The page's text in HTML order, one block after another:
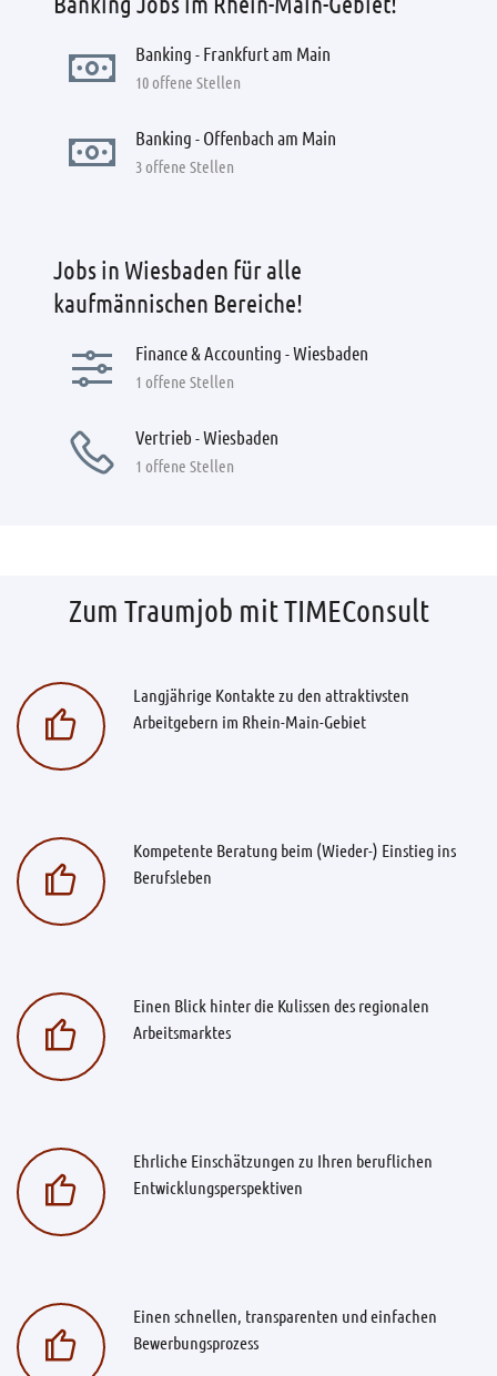
Banking - Frankfurt am Main
10 offene Stellen
Banking - Offenbach am Main
3 offene Stellen
Jobs in Wiesbaden für alle
kaufmännischen Bereiche!
Finance & Accounting - Wiesbaden
1 offene Stellen
Vertrieb - Wiesbaden
1 offene Stellen
Zum Traumjob mit TIMEConsult
Langjährige Kontakte zu den attraktivsten
Arbeitgebern im Rhein-Main-Gebiet
Kompetente Beratung beim (Wieder-) Einstieg ins
Berufsleben
Einen Blick hinter die Kulissen des regionalen
Arbeitsmarktes
Ehrliche Einschätzungen zu Ihren beruflichen
Entwicklungsperspektiven
Einen schnellen, transparenten und einfachen
Bewerbungsprozess